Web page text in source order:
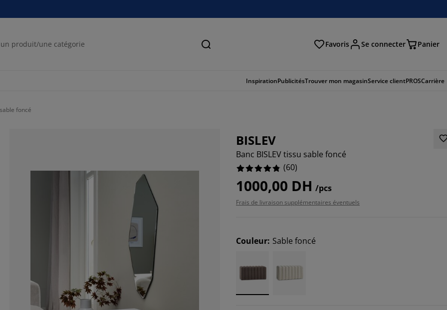
Chercher Favoris Se connecter Panier
InspirationPublicitésTrouver mon magasinService clientPROSCarrière
foncé
BISLEV
Banc BISLEV tissu sable foncé
(60)
1000,00 DH /pcs
Frais de livraison supplémentaires éventuels
Couleur: Sable foncé